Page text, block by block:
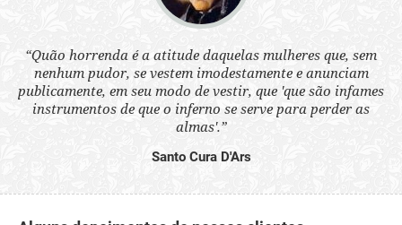
“Quão horrenda é a atitude daquelas mulheres que, sem
nenhum pudor, se vestem imodestamente e anunciam
publicamente, em seu modo de vestir, que 'que são infames
instrumentos de que o inferno se serve para perder as
almas'.”
Santo Cura D'Ars